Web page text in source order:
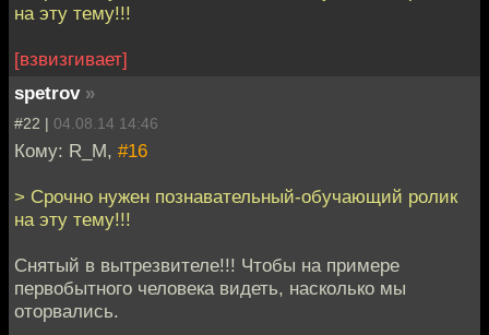
на эту тему!!!
[взвизгивает]
spetrov »
#22 | 04.08.14 14:46
Кому: R_M, #16
> Срочно нужен познавательный-обучающий ролик
на эту тему!!!
Снятый в вытрезвителе!!! Чтобы на примере
первобытного человека видеть, насколько мы
оторвались.